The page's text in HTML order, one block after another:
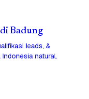
Badung
leads, &
natural.